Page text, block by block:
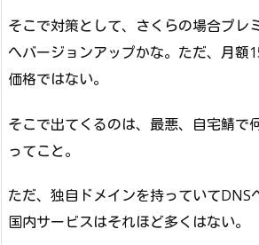
そこで対策として、さくらの場合プレ
へバージョンアップかな。ただ、月額
価格ではない。
そこで出てくるのは、最悪、自宅鯖で
ってこと。
ただ、独自ドメインを持っていてDNS
国内サービスはそれほど多くはない。